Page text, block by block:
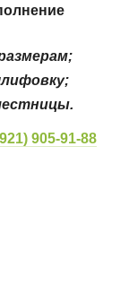
905-91-88